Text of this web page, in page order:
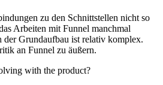
zu den Schnittstellen nicht so
Arbeiten mit Funnel manchmal
der Grundaufbau ist relativ komplex.
an Funnel zu äußern.
with the product?